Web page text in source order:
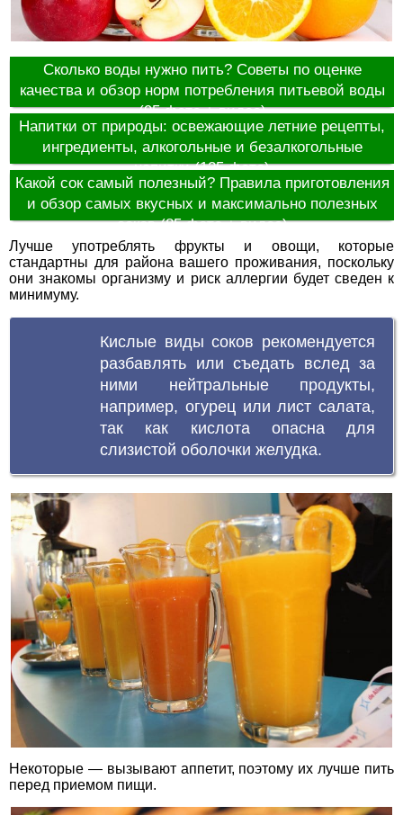
Сколько воды нужно пить? Советы по оценке
качества и обзор норм потребления питьевой воды
(95 фото + видео)
Напитки от природы: освежающие летние рецепты,
ингредиенты, алкогольные и безалкогольные
напитки (125 фото)
Какой сок самый полезный? Правила приготовления
и обзор самых вкусных и максимально полезных
соков (85 фото + видео)
Лучше употреблять фрукты и овощи, которые
стандартны для района вашего проживания, поскольку
они знакомы организму и риск аллергии будет сведен к
минимуму.
Кислые виды соков рекомендуется
разбавлять или съедать вслед за
ними нейтральные продукты,
например, огурец или лист салата,
так как кислота опасна для
слизистой оболочки желудка.
Некоторые — вызывают аппетит, поэтому их лучше пить
перед приемом пищи.